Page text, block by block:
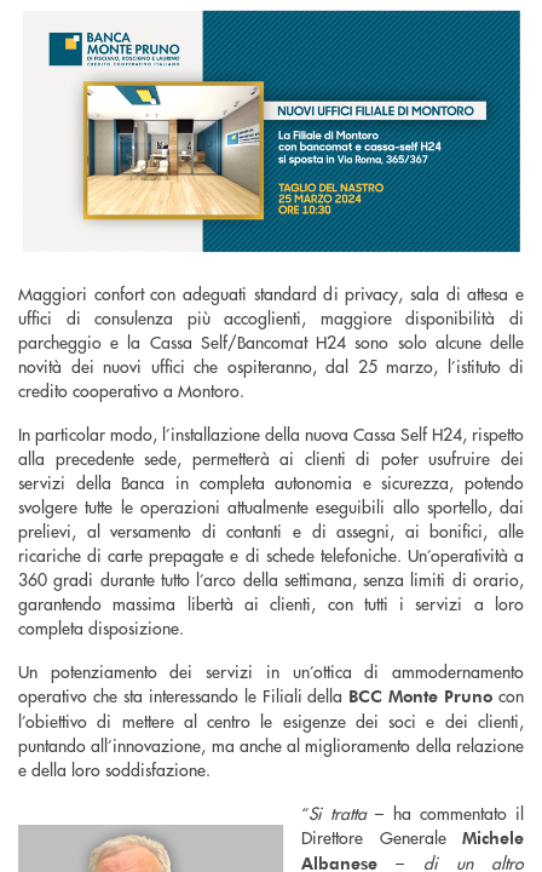
Maggiori confort con adeguati standard di privacy, sala di attesa e
uffici di consulenza più accoglienti, maggiore disponibilità di
parcheggio e la Cassa Self/Bancomat H24 sono solo alcune delle
novità dei nuovi uffici che ospiteranno, dal 25 marzo, l’istituto di
credito cooperativo a Montoro.
In particolar modo, l’installazione della nuova Cassa Self H24, rispetto
alla precedente sede, permetterà ai clienti di poter usufruire dei
servizi della Banca in completa autonomia e sicurezza, potendo
svolgere tutte le operazioni attualmente eseguibili allo sportello, dai
prelievi, al versamento di contanti e di assegni, ai bonifici, alle
ricariche di carte prepagate e di schede telefoniche. Un’operatività a
360 gradi durante tutto l’arco della settimana, senza limiti di orario,
garantendo massima libertà ai clienti, con tutti i servizi a loro
completa disposizione.
Un potenziamento dei servizi in un’ottica di ammodernamento
operativo che sta interessando le Filiali della BCC Monte Pruno con
l’obiettivo di mettere al centro le esigenze dei soci e dei clienti,
puntando all’innovazione, ma anche al miglioramento della relazione
e della loro soddisfazione.
“Si tratta– ha commentato il
Direttore Generale Michele
Albanese – di un altro